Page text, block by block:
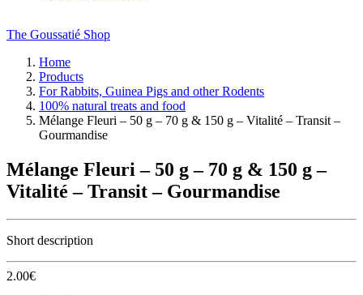
The Goussatié Shop
Home
Products
For Rabbits, Guinea Pigs and other Rodents
100% natural treats and food
Mélange Fleuri – 50 g – 70 g & 150 g – Vitalité – Transit –
Gourmandise
Mélange Fleuri – 50 g – 70 g & 150 g –
Vitalité – Transit – Gourmandise
Short description
2.00€